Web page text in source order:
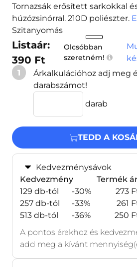
Tornazsák erősített sarkokkal
húzózsinórral. 210D poliészter.
Szitanyomás
Listaár:
390 Ft
Olcsóbban
szeretném!
1
Árkalkulációhoz adj meg
darabszámot!
darab
TEDD A
Kedvezménysávok
Kedvezmény
Termék ár
129 db-tól
-30% 273
257 db-tól
-33% 261
513 db-tól
-36% 250
A pontos árakhoz és
add meg a kívánt